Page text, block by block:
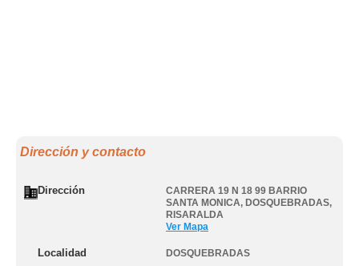
Dirección y contacto
Dirección
CARRERA 19 N 18 99 BARRIO
SANTA MONICA, DOSQUEBRADAS,
RISARALDA
Ver Mapa
Localidad DOSQUEBRADAS